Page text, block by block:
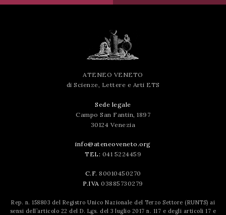
ATENEO VENETO
di Scienze, Lettere e Arti ETS
Sede legale
Campo San Fantin, 1897
30124 Venezia
info@ateneoveneto.org
TEL: 041 5224459
C.F. 80010450270
P.IVA 03885730279
Rep. n. 158803 del Registro Unico Nazionale del Terzo Settore (RUNTS) ai
sensi dell’articolo 22 del D. Lgs. del 3 luglio 2017 n. 117 e degli articoli 17 e